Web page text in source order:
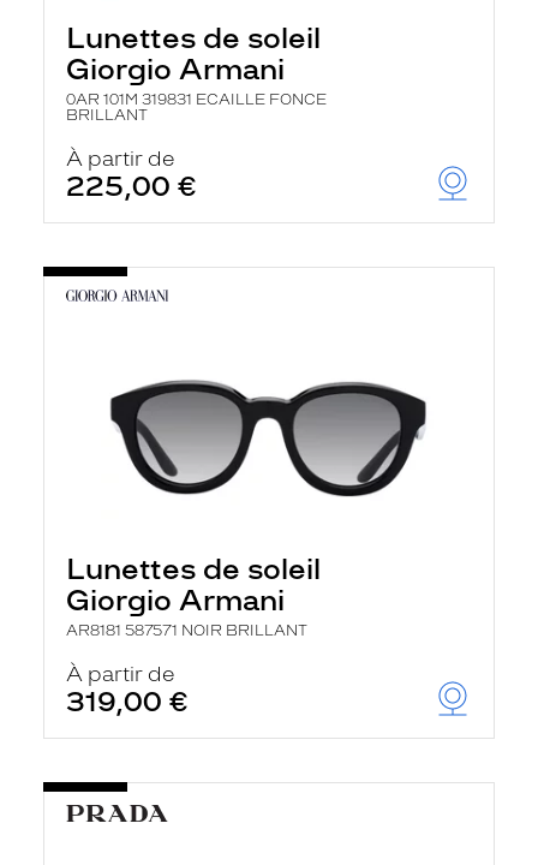
Lunettes de soleil
Giorgio Armani
0AR 101M 319831 ECAILLE FONCE
BRILLANT
À partir de
225,00 €
Lunettes de soleil
Giorgio Armani
AR8181 587571 NOIR BRILLANT
À partir de
319,00 €